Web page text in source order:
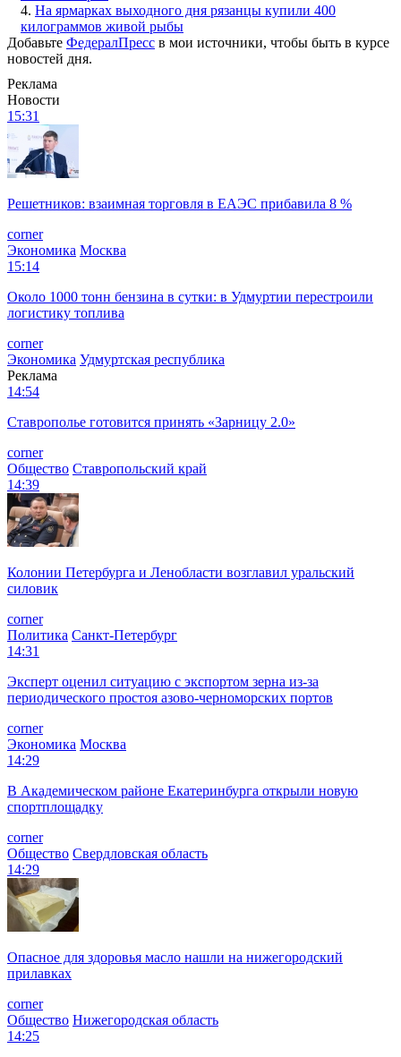
4. На ярмарках выходного дня рязанцы купили 400
килограммов живой рыбы
Добавьте ФедералПресс в мои источники, чтобы быть в курсе
новостей дня.
Реклама
Новости
15:31
Решетников: взаимная торговля в ЕАЭС прибавила 8 %
corner
Экономика Москва
15:14
Около 1000 тонн бензина в сутки: в Удмуртии перестроили
логистику топлива
corner
Экономика Удмуртская республика
Реклама
14:54
Ставрополье готовится принять «Зарницу 2.0»
corner
Общество Ставропольский край
14:39
Колонии Петербурга и Ленобласти возглавил уральский
силовик
corner
Политика Санкт-Петербург
14:31
Эксперт оценил ситуацию с экспортом зерна из-за
периодического простоя азово-черноморских портов
corner
Экономика Москва
14:29
В Академическом районе Екатеринбурга открыли новую
спортплощадку
corner
Общество Свердловская область
14:29
Опасное для здоровья масло нашли на нижегородский
прилавках
corner
Общество Нижегородская область
14:25